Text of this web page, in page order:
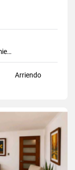
Estacionamiento
Arriendo